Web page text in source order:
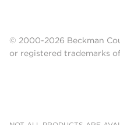
© 2000-2026 Beckman
or registered trademarks